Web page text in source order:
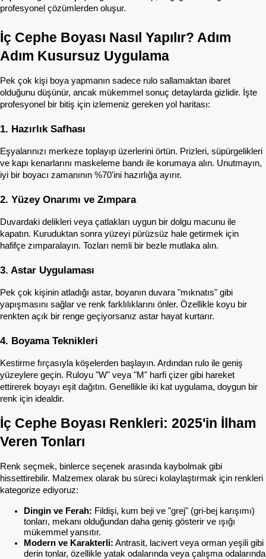
profesyonel çözümlerden oluşur.
İç Cephe Boyası Nasıl Yapılır? Adım
Adım Kusursuz Uygulama
Pek çok kişi boya yapmanın sadece rulo sallamaktan ibaret
olduğunu düşünür, ancak mükemmel sonuç detaylarda gizlidir. İşte
profesyonel bir bitiş için izlemeniz gereken yol haritası:
1. Hazırlık Safhası
Eşyalarınızı merkeze toplayıp üzerlerini örtün. Prizleri, süpürgelikleri
ve kapı kenarlarını maskeleme bandı ile korumaya alın. Unutmayın,
iyi bir boyacı zamanının %70'ini hazırlığa ayırır.
2. Yüzey Onarımı ve Zımpara
Duvardaki delikleri veya çatlakları uygun bir dolgu macunu ile
kapatın. Kuruduktan sonra yüzeyi pürüzsüz hale getirmek için
hafifçe zımparalayın. Tozları nemli bir bezle mutlaka alın.
3. Astar Uygulaması
Pek çok kişinin atladığı astar, boyanın duvara "mıknatıs" gibi
yapışmasını sağlar ve renk farklılıklarını önler. Özellikle koyu bir
renkten açık bir renge geçiyorsanız astar hayat kurtarır.
4. Boyama Teknikleri
Kestirme fırçasıyla köşelerden başlayın. Ardından rulo ile geniş
yüzeylere geçin. Ruloyu "W" veya "M" harfi çizer gibi hareket
ettirerek boyayı eşit dağıtın. Genellikle iki kat uygulama, doygun bir
renk için idealdir.
İç Cephe Boyası Renkleri: 2025'in İlham
Veren Tonları
Renk seçmek, binlerce seçenek arasında kaybolmak gibi
hissettirebilir. Malzemex olarak bu süreci kolaylaştırmak için renkleri
kategorize ediyoruz:
Dingin ve Ferah: Fildişi, kum beji ve "grej" (gri-bej karışımı)
tonları, mekanı olduğundan daha geniş gösterir ve ışığı
mükemmel yansıtır.
Modern ve Karakterli: Antrasit, lacivert veya orman yeşili gibi
derin tonlar, özellikle yatak odalarında veya çalışma odalarında